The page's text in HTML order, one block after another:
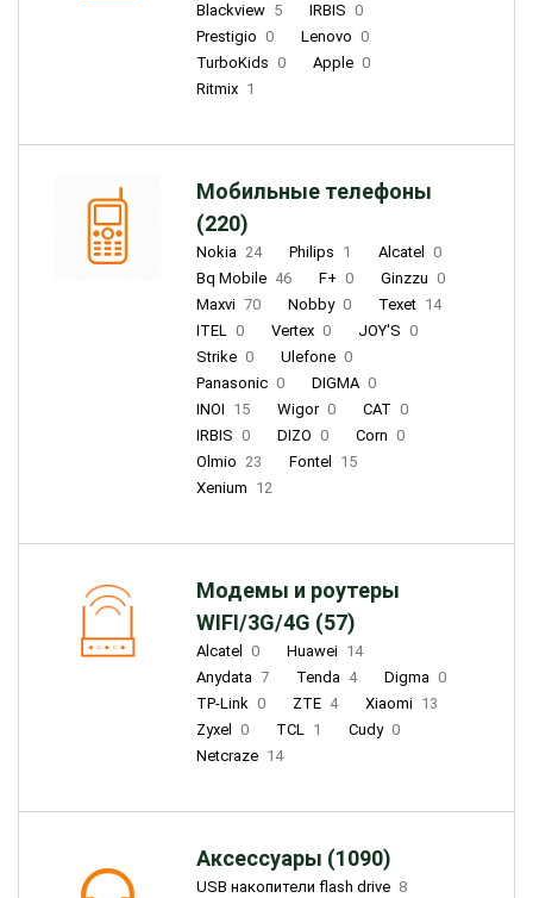
Blackview 5 IRBIS 0
Prestigio 0 Lenovo 0
TurboKids 0 Apple 0
Ritmix 1
Мобильные телефоны
(220)
Nokia 24 Philips 1 Alcatel
0
Bq Mobile 46 F+ 0 Ginzzu 0
Maxvi 70 Nobby 0 Texet 14
ITEL 0 Vertex 0 JOY'S 0
Strike 0 Ulefone 0
Panasonic 0 DIGMA 0
INOI 15 Wigor 0 CAT 0
IRBIS 0 DIZO 0 Corn 0
Olmio 23 Fontel
15
Xenium 12
Модемы и роутеры
WIFI/3G/4G (57)
Alcatel 0 Huawei 14
Anydata 7 Tenda 4 Digma 0
TP-Link 0 ZTE 4 Xiaomi 13
Zyxel
0 TCL 1 Cudy 0
Netcraze 14
Аксессуары (1090)
USB накопители flash drive 8